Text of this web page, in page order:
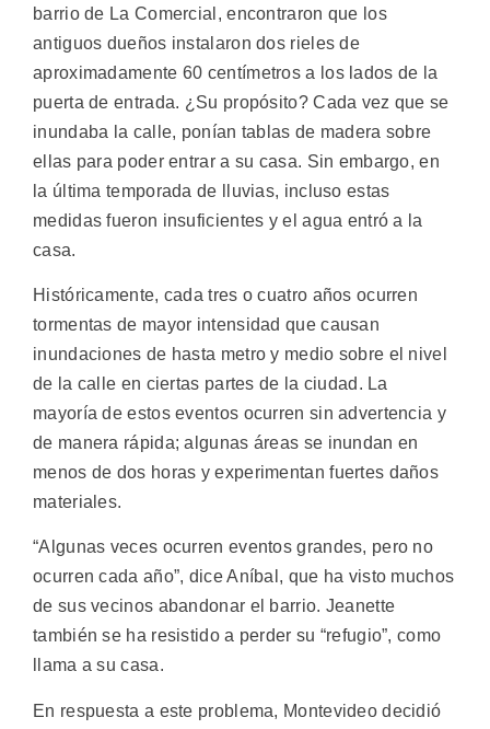
barrio de La Comercial, encontraron que los
antiguos dueños instalaron dos rieles de
aproximadamente 60 centímetros a los lados de la
puerta de entrada. ¿Su propósito? Cada vez que se
inundaba la calle, ponían tablas de madera sobre
ellas para poder entrar a su casa. Sin embargo, en
la última temporada de lluvias, incluso estas
medidas fueron insuficientes y el agua entró a la
casa.
Históricamente, cada tres o cuatro años ocurren
tormentas de mayor intensidad que causan
inundaciones de hasta metro y medio sobre el nivel
de la calle en ciertas partes de la ciudad. La
mayoría de estos eventos ocurren sin advertencia y
de manera rápida; algunas áreas se inundan en
menos de dos horas y experimentan fuertes daños
materiales.
“Algunas veces ocurren eventos grandes, pero no
ocurren cada año”, dice Aníbal, que ha visto muchos
de sus vecinos abandonar el barrio. Jeanette
también se ha resistido a perder su “refugio”, como
llama a su casa.
En respuesta a este problema, Montevideo decidió